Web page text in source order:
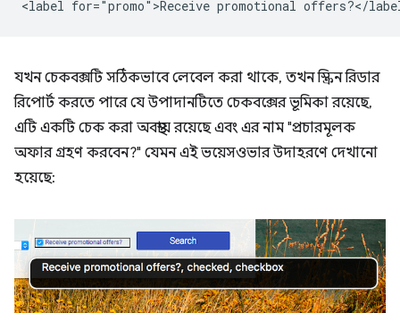
যখন চেকবক্সটি সঠিকভাবে লেবেল করা থাকে, তখন স্ক্রিন রিডার
রিপোর্ট করতে পারে যে উপাদানটিতে চেকবক্সের ভূমিকা রয়েছে,
এটি একটি চেক করা অবস্থায় রয়েছে এবং এর নাম "প্রচারমূলক
অফার গ্রহণ করবেন?" যেমন এই ভয়েসওভার উদাহরণে দেখানো
হয়েছে: